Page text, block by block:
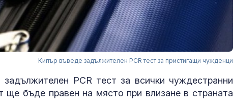
Кипър въведе задължителен PCR тест за пристигащи чужденци
PCR тест за всички чуждестранни
ще бъде правен на място при влизане в страната